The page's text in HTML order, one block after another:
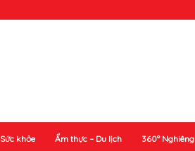
Sức khỏe Ẩm thực – Du lịch 360° Nghiêng